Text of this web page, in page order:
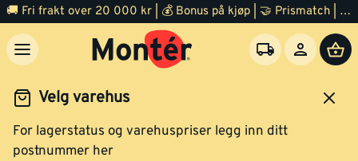
🚚 Fri frakt over 20 000 kr | 💰 Bonus på kjøp | 🤝 Prismatch | ⭐ 100% fornøyd garanti | 🏪 140 byggevarehus
Velg varehus
For lagerstatus og varehuspriser legg inn ditt
postnummer her
Verktøy Tilbehør el verktøy